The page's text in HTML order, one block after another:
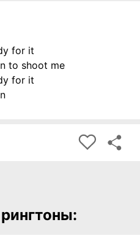
for it
to shoot me
for it